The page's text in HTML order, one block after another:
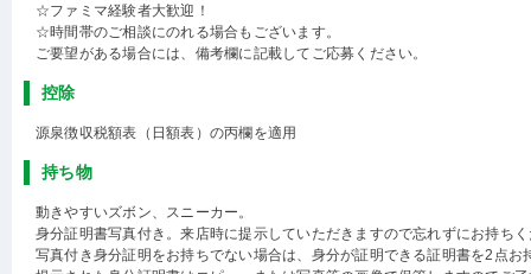
☆ファミマ経験者大歓迎！
☆時間帯のご相談にのれる場合もございます。
ご要望がある場合には、備考欄に記載してご応募ください。
控除
源泉徴収税額表（日額表）の丙欄を適用
持ち物
動きやすいズボン、スニーカー。
身分証明書写真付き。来店時に提示していただきますので忘れずにお持ち
写真付き身分証明をお持ちでない場合は、身分が証明できる証明書を2点お